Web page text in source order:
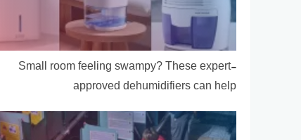
Small room feeling swampy? These expert-
approved dehumidifiers can help